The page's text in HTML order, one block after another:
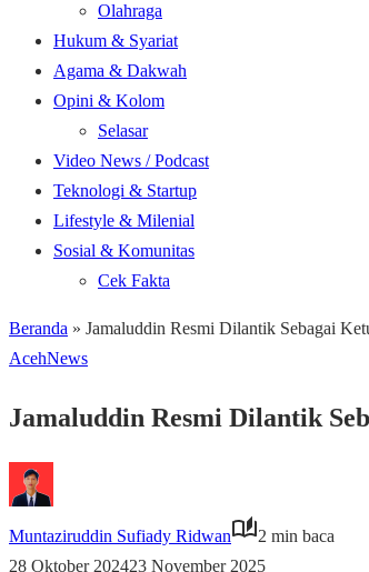
Olahraga
Hukum & Syariat
Agama & Dakwah
Opini & Kolom
Selasar
Video News / Podcast
Teknologi & Startup
Lifestyle & Milenial
Sosial & Komunitas
Cek Fakta
Beranda » Jamaluddin Resmi Dilantik Sebagai
AcehNews
Jamaluddin Resmi Dilantik
Muntaziruddin Sufiady Ridwan
2 min baca
28 Oktober 202423 November 2025